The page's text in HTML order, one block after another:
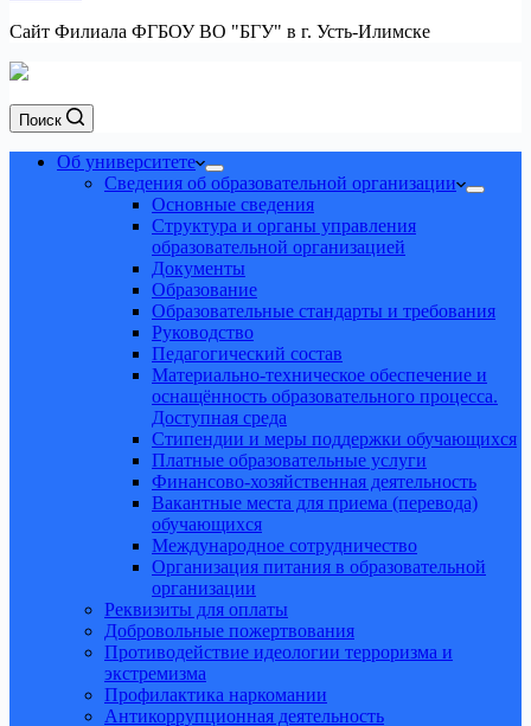
Сайт Филиала ФГБОУ ВО "БГУ" в г. Усть-Илимске
Поиск
Об университете
Сведения об образовательной организации
Основные сведения
Структура и органы управления
образовательной организацией
Документы
Образование
Образовательные стандарты и требования
Руководство
Педагогический состав
Материально-техническое обеспечение и
оснащённость образовательного процесса.
Доступная среда
Стипендии и меры поддержки обучающихся
Платные образовательные услуги
Финансово-хозяйственная деятельность
Вакантные места для приема (перевода)
обучающихся
Международное сотрудничество
Организация питания в образовательной
организации
Реквизиты для оплаты
Добровольные пожертвования
Противодействие идеологии терроризма и
экстремизма
Профилактика наркомании
Антикоррупционная деятельность